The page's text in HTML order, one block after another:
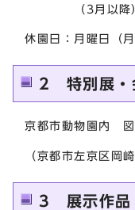
（3月以降）
休園日：月曜日（月
2 特別展・
京都市動物園内 図
（京都市左京区岡
3 展示作品